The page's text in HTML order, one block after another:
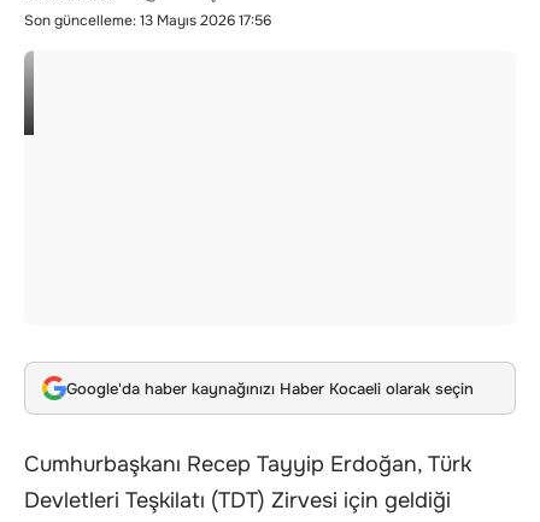
Son güncelleme: 13 Mayıs 2026 17:56
Google'da haber kaynağınızı Haber Kocaeli olarak seçin
Cumhurbaşkanı Recep Tayyip Erdoğan, Türk
Devletleri Teşkilatı (TDT) Zirvesi için geldiği